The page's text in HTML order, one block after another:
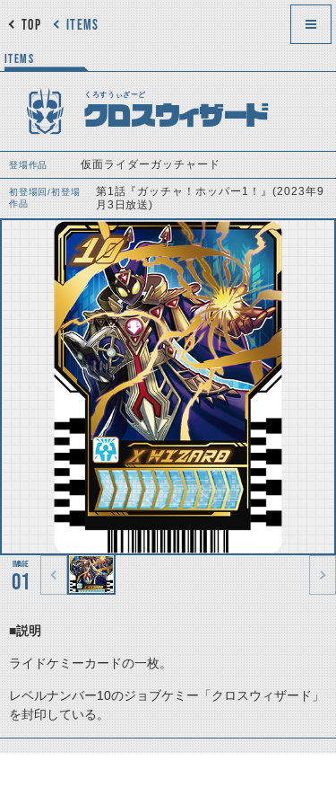
ITEMS
TOP
ITEMS
くろすうぃざーど
クロスウィザード
登場作品 仮面ライダーガッチャード
初登場回/初登場
作品
第1話『ガッチャ！ホッパー1！』(2023年9
月3日放送)
01
■説明
ライドケミーカードの一枚。
レベルナンバー10のジョブケミー「クロスウィザード」
を封印している。